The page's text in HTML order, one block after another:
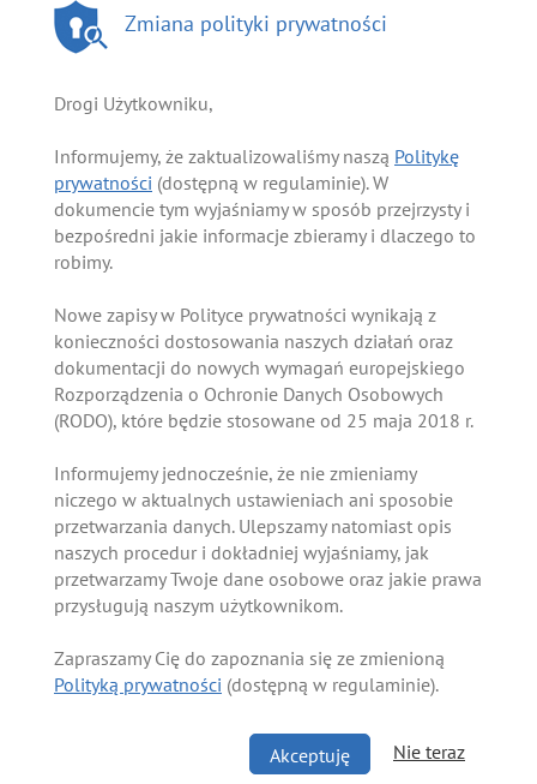
Zmiana polityki prywatności
Drogi Użytkowniku,
Informujemy, że zaktualizowaliśmy naszą Politykę
prywatności (dostępną w regulaminie). W
dokumencie tym wyjaśniamy w sposób przejrzysty i
bezpośredni jakie informacje zbieramy i dlaczego to
robimy.
Nowe zapisy w Polityce prywatności wynikają z
konieczności dostosowania naszych działań oraz
dokumentacji do nowych wymagań europejskiego
Rozporządzenia o Ochronie Danych Osobowych
(RODO), które będzie stosowane od 25 maja 2018 r.
Informujemy jednocześnie, że nie zmieniamy
niczego w aktualnych ustawieniach ani sposobie
przetwarzania danych. Ulepszamy natomiast opis
naszych procedur i dokładniej wyjaśniamy, jak
przetwarzamy Twoje dane osobowe oraz jakie prawa
przysługują naszym użytkownikom.
Zapraszamy Cię do zapoznania się ze zmienioną
Polityką prywatności (dostępną w regulaminie).
Akceptuję Nie teraz